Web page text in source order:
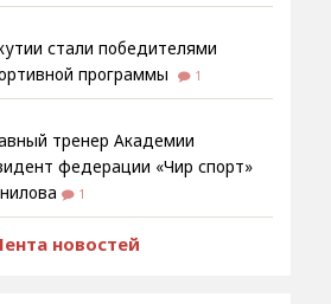
стали победителями
программы
1
тренер Академии
федерации «Чир спорт»
1
новостей